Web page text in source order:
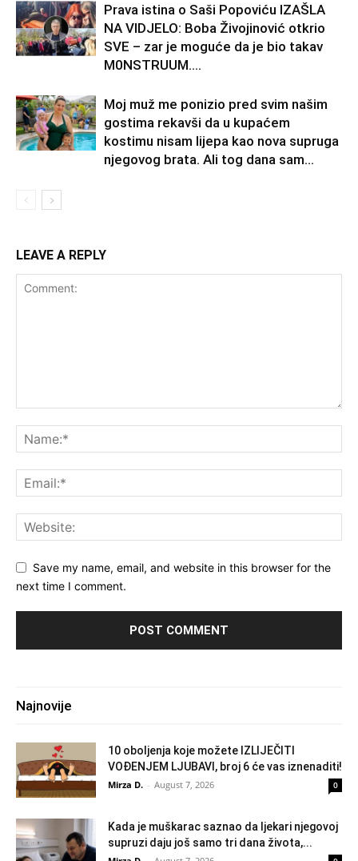
Prava istina o Saši Popoviću IZAŠLA
NA VIDJELO: Boba Živojinović otkrio
SVE – zar je moguće da je bio takav
M0NSTRUUM….
Moj muž me ponizio pred svim našim
gostima rekavši da u kupaćem
kostimu nisam lijepa kao nova supruga
njegovog brata. Ali tog dana sam...
LEAVE A REPLY
Save my name, email, and website in this browser for the
next time I comment.
Najnovije
10 oboljenja koje možete IZLIJEČITI
VOĐENJEM LJUBAVI, broj 6 će vas iznenaditi!
Mirza D. - August 7, 2026 0
Kada je muškarac saznao da ljekari njegovoj
supruzi daju još samo tri dana života,...